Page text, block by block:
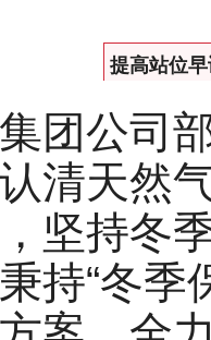
提高站位
团公司
清天然
坚持冬
持“冬季